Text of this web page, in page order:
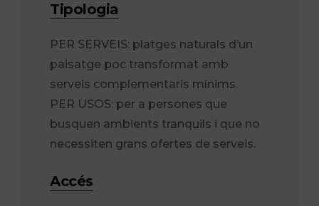
Tipologia
PER SERVEIS: platges naturals d’un
paisatge poc transformat amb
serveis complementaris mínims.
PER USOS: per a persones que
busquen ambients tranquils i que no
necessiten grans ofertes de serveis.
Accés